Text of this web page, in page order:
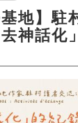
基地】駐
神話化